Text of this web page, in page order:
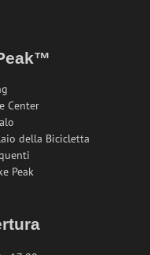
Center
della Bicicletta
Peak